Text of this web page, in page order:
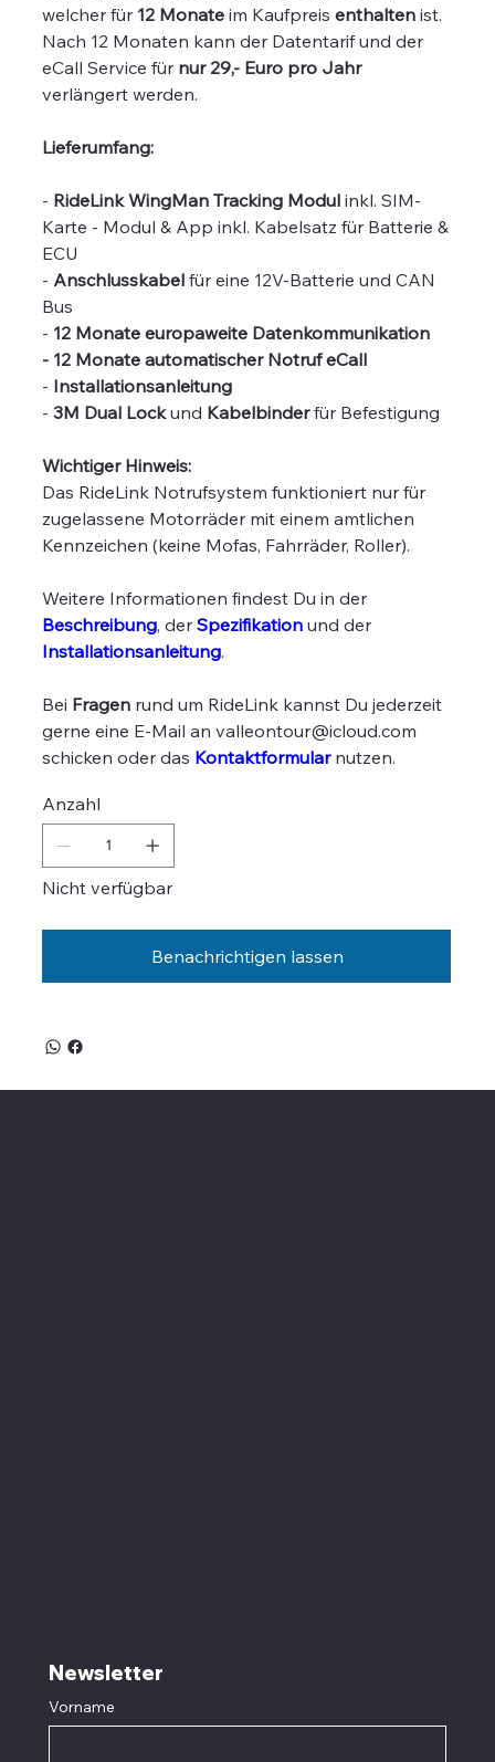
welcher für 12 Monate im Kaufpreisenthalten ist.
Nach 12 Monaten kann der Datentarif und der
eCall Service für nur 29,- Euro pro Jahr
verlängert werden.
Lieferumfang:
- RideLink WingMan Tracking Modul inkl. SIM-
Karte - Modul & App inkl. Kabelsatz für Batterie &
ECU
- Anschlusskabel für eine 12V-Batterie und CAN
Bus
- 12 Monate europaweite Datenkommunikation
- 12 Monate automatischer Notruf eCall
- Installationsanleitung
-3M Dual Lockund Kabelbinderfür Befestigung
Wichtiger Hinweis:
Das RideLink Notrufsystem funktioniert nur für
zugelassene Motorräder mit einem amtlichen
Kennzeichen (keine Mofas, Fahrräder, Roller).
Weitere Informationen findest Du in der
Beschreibung, derSpezifikation und der
Installationsanleitung.
Bei Fragen rund um RideLink kannst Du jederzeit
gerne eine E-Mail an valleontour@icloud.com
schicken oder das Kontaktformularnutzen.
Anzahl
Nicht verfügbar
Benachrichtigen lassen
Newsletter
Vorname